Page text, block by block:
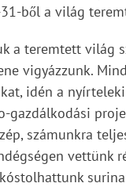
ből a világ
a teremtett világ
vigyázzunk.
idén a
gazdálkodási
számunkra
vettünk